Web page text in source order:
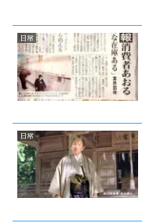
日常
日常